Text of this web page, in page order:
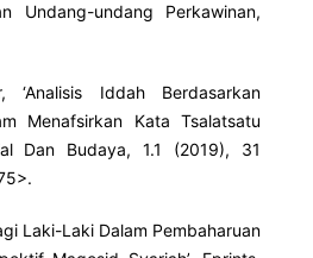
Undang-undang Perkawinan,
Iddah Berdasarkan
Menafsirkan Kata Tsalatsatu
Dan Budaya, 1.1 (2019), 31
>.
Laki-Laki Dalam Pembaharuan